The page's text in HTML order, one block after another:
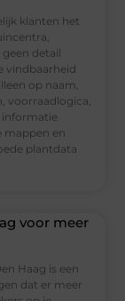
klanten het
detail
vindbaarheid
op naam,
voorraadlogica,
informatie
mappen en
plantdata
voor meer
Haag is een
dat er meer